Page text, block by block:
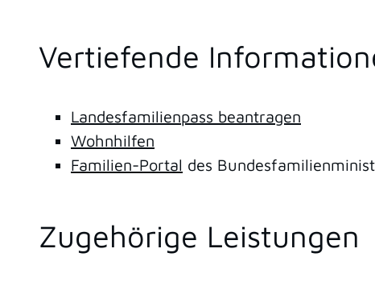
Vertiefende
Landesfamilienpass beantragen
Wohnhilfen
Familien-Portal des
Zugehörige Leistungen